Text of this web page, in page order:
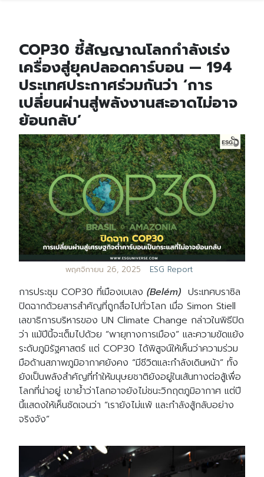
COP30 ชี้สัญญาณโลกกำลังเร่ง
เครื่องสู่ยุคปลอดคาร์บอน — 194
ประเทศประกาศร่วมกันว่า ‘การ
เปลี่ยนผ่านสู่พลังงานสะอาดไม่อาจ
ย้อนกลับ’
พฤศจิกายน 26, 2025 ESG Report
การประชุม COP30 ที่เมืองเบเลง (Belém) ประเทศบราซิล
ปิดฉากด้วยสารสำคัญที่ถูกสื่อไปทั่วโลก เมื่อ Simon Stiell
เลขาธิการบริหารของ UN Climate Change กล่าวในพิธีปิด
ว่า แม้ปีนี้จะเต็มไปด้วย “พายุทางการเมือง” และความขัดแย้ง
ระดับภูมิรัฐศาสตร์ แต่ COP30 ได้พิสูจน์ให้เห็นว่าความร่วม
มือด้านสภาพภูมิอากาศยังคง “มีชีวิตและกำลังเดินหน้า” ทั้ง
ยังเป็นพลังสำคัญที่ทำให้มนุษยชาติยังอยู่ในเส้นทางต่อสู้เพื่อ
โลกที่น่าอยู่ เขาย้ำว่าโลกอาจยังไม่ชนะวิกฤตภูมิอากาศ แต่ปี
นี้แสดงให้เห็นชัดเจนว่า “เรายังไม่แพ้ และกำลังสู้กลับอย่าง
จริงจัง”